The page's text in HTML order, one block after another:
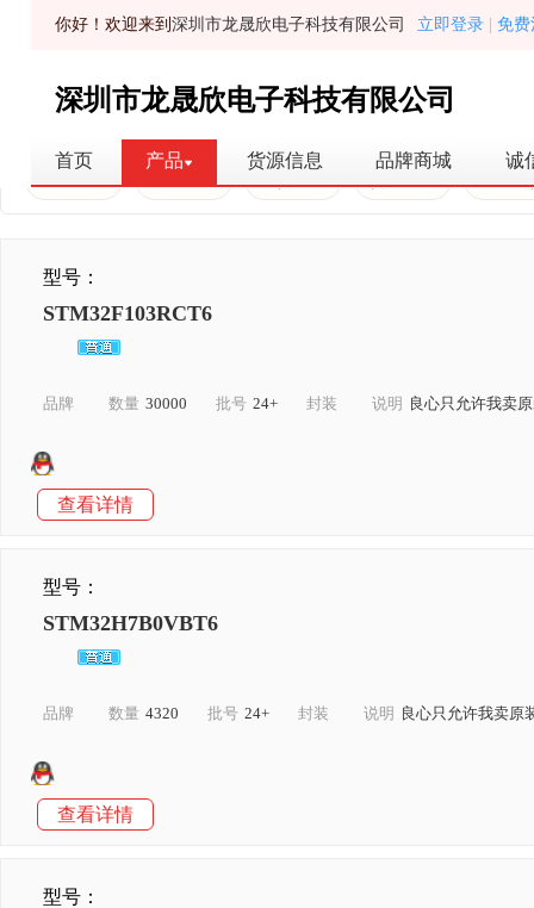
你好！欢迎来到 深圳市龙晟欣电子科技有限公司 立即登录 免费
深圳市龙晟欣电子科技有限公司
首页 产品 货源信息 品牌商城 诚
全部库存 现货认证 货源信息 原装现
型号：
STM32F103RCT6
品牌 数量 30000 批号 24+ 封装 说明 良心只允许我卖
查看详情
型号：
STM32H7B0VBT6
品牌 数量 4320 批号 24+ 封装 说明 良心只允许我卖原
查看详情
型号：